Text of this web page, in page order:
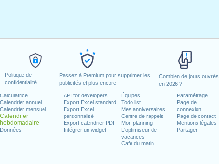
Politique de
confidentialité
Passez à Premium pour supprimer les
publicités et plus encore
Combien de jours ouvrés
en 2026 ?
Calculatrice
Calendrier annuel
Calendrier mensuel
Calendrier
hebdomadaire
Données
API for developers
Export Excel standard
Export Excel
personnalisé
Export calendrier PDF
Intégrer un widget
Équipes
Todo list
Mes anniversaires
Centre de rappels
Mon planning
L'optimiseur de
vacances
Café du matin
Paramétrage
Page de
connexion
Page de contact
Mentions légales
Partager